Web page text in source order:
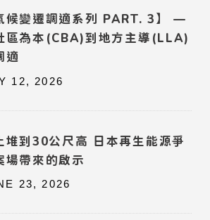
候變遷調適系列 PART. 3】 —
區為本(CBA)到地方主導(LLA)
適
12, 2026
堆到30公尺高 日本再生能源爭
場帶來的啟示
23, 2026